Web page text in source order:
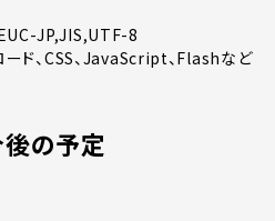
JP,JIS,UTF-8
ード、CSS、JavaScript、Flashなど
の予定